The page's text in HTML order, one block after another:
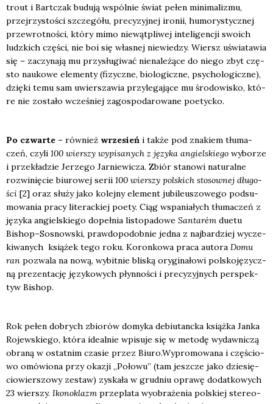
tro­ut i Bart­czak budu­ją wspól­nie świat pełen mini­ma­li­zmu,
przej­rzy­sto­ści szcze­gó­łu, pre­cy­zyj­nej iro­nii, humo­ry­stycz­nej
prze­wrot­no­ści, któ­ry mimo nie­wąt­pli­wej inte­li­gen­cji swo­ich
ludz­kich czę­ści, nie boi się wła­snej nie­wie­dzy. Wiersz uświa­ta­wia
się – zaczy­na­ją mu przy­słu­gi­wać nie­na­le­żą­ce do nie­go zbyt czę­
sto nauko­we ele­men­ty (fizycz­ne, bio­lo­gicz­ne, psy­cho­lo­gicz­ne),
dzię­ki temu sam uwier­sza­wia przy­le­ga­ją­ce mu śro­do­wi­sko, któ­
re nie zosta­ło wcze­śniej zago­spo­da­ro­wa­ne poetyc­ko.
Po czwar­te – rów­nież wrze­sień i tak­że pod zna­kiem tłu­ma­
czeń, czy­li 100 wier­szy wypi­sa­nych z języ­ka angiel­skie­go wybo­rze
i prze­kła­dzie Jerze­go Jar­nie­wi­cza. Zbiór sta­no­wi natu­ral­ne
roz­wi­nię­cie biu­ro­wej serii 100 wier­szy pol­skich sto­sow­nej dłu­go­
ści [2] oraz słu­ży jako kolej­ny ele­ment jubi­le­uszo­we­go pod­su­
mo­wa­nia pra­cy lite­rac­kiej poety. Ciąg wspa­nia­łych tłu­ma­czeń z
języ­ka angiel­skie­go dopeł­nia listo­pa­do­we San­ta­rém duetu
Bishop–Sosnowski, praw­do­po­dob­nie jed­na z naj­bar­dziej wycze­
ki­wa­nych ksią­żek tego roku. Koron­ko­wa pra­ca auto­ra Domu
ran pozwa­la na nową, wybit­nie bli­ską ory­gi­na­ło­wi pol­sko­ję­zycz­
ną pre­zen­ta­cję języ­ko­wych płyn­no­ści i pre­cy­zyj­nych per­spek­
tyw Bishop.
Rok pełen dobrych zbio­rów domy­ka debiu­tanc­ka książ­ka Jan­ka
Rojew­skie­go, któ­ra ide­al­nie wpi­su­je się w meto­dę wydaw­ni­czą
obra­ną w ostat­nim cza­sie przez Biuro.Wypromowana i czę­ścio­
wo omó­wio­na przy oka­zji „Poło­wu” (tam jesz­cze jako dzie­się­
cio­wier­szo­wy zestaw) zyska­ła w grud­niu opra­wę dodat­ko­wych
23 wier­szy. Iko­no­klazm prze­pla­ta wyobra­że­nia pol­skiej ste­reo­